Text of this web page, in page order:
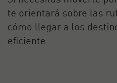
te orientará sobre las
cómo llegar a los
eficiente.